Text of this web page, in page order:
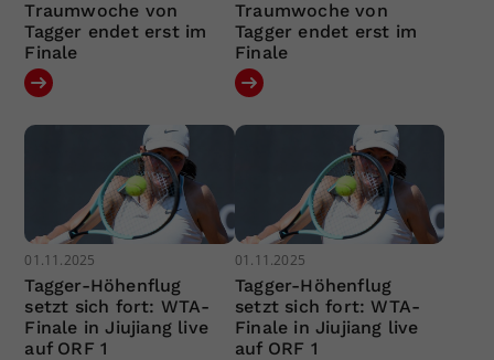
Traumwoche von
Tagger endet erst im
Finale
Traumwoche von
Tagger endet erst im
Finale
01.11.2025
Tagger-Höhenflug
setzt sich fort: WTA-
Finale in Jiujiang live
auf ORF 1
01.11.2025
Tagger-Höhenflug
setzt sich fort: WTA-
Finale in Jiujiang live
auf ORF 1